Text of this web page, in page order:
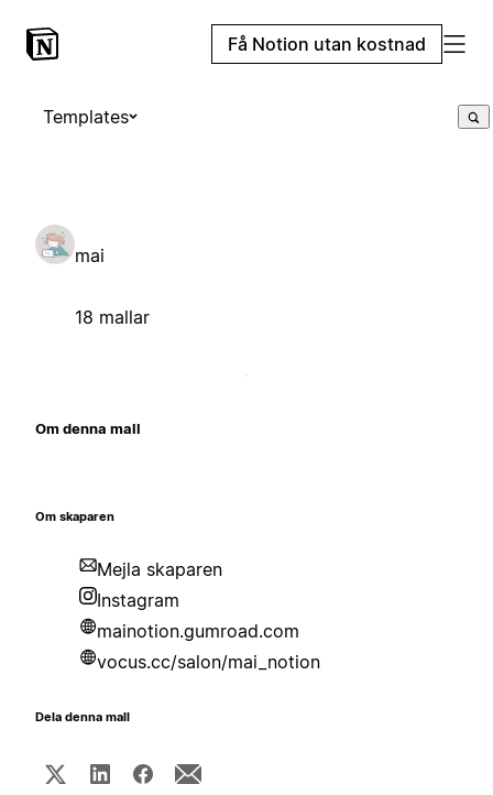
Få Notion utan kostnad
Templates
mai
18 mallar
Om denna mall
Om skaparen
Mejla skaparen
Instagram
mainotion.gumroad.com
vocus.cc/salon/mai_notion
Dela denna mall